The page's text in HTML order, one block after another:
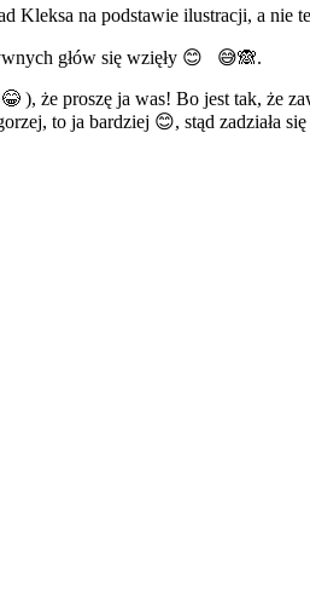
Kleksa na podstawie ilustracji, a nie
głów się wzięły 😊 😅🙈.
), że proszę ja was! Bo jest tak, że
to ja bardziej 😊, stąd zadziała